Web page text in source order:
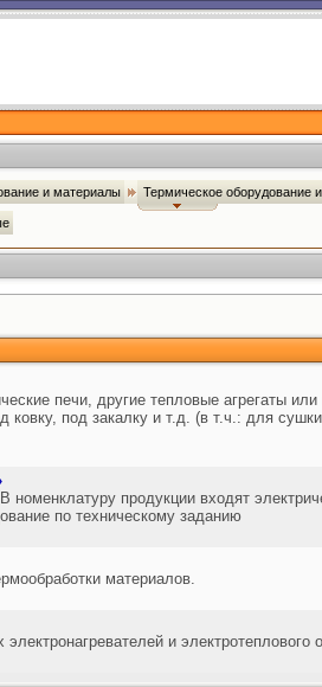
и материалы Термическое оборудование
печи, другие тепловые агрегаты
ковку, под закалку и т.д. (в т.ч.: для
продукции входят
по техническому заданию
материалов.
и электротеплового